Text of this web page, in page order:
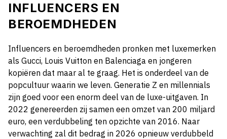
INFLUENCERS EN
BEROEMDHEDEN
Influencers en beroemdheden pronken met luxemerken
als Gucci, Louis Vuitton en Balenciaga en jongeren
kopiëren dat maar al te graag. Het is onderdeel van de
popcultuur waarin we leven. Generatie Z en millennials
zijn goed voor een enorm deel van de luxe-uitgaven. In
2022 genereerden zij samen een omzet van 200 miljard
euro, een verdubbeling ten opzichte van 2016. Naar
verwachting zal dit bedrag in 2026 opnieuw verdubbeld